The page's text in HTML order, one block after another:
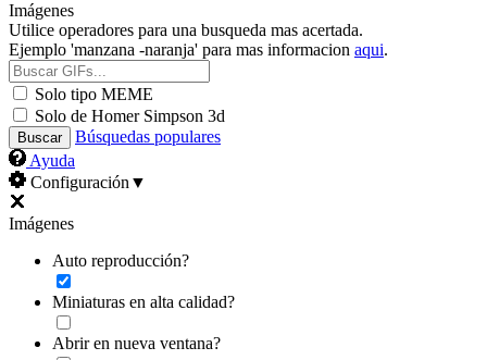
Imágenes
Utilice operadores para una busqueda mas acertada.
Ejemplo 'manzana -naranja' para mas informacion aqui.
Solo tipo MEME
Solo de Homer Simpson 3d
Búsquedas populares
Ayuda
Configuración ▼
Imágenes
Auto reproducción?
Miniaturas en alta calidad?
Abrir en nueva ventana?